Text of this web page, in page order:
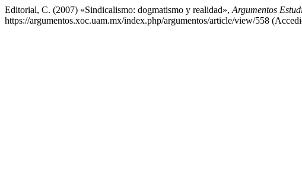
Editorial, C. (2007) «Sindicalismo: dogmatismo y realidad», Argumentos
https://argumentos.xoc.uam.mx/index.php/argumentos/article/view/558